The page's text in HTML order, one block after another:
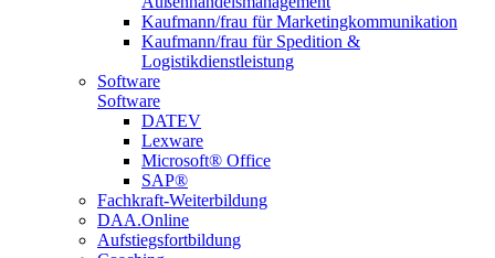
Kaufmann/frau für Marketingkommunikation
Kaufmann/frau für Spedition &
Logistikdienstleistung
Software
Software
DATEV
Lexware
Microsoft® Office
SAP®
Fachkraft-Weiterbildung
DAA.Online
Aufstiegsfortbildung